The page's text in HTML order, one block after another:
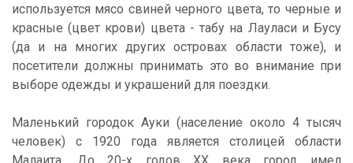
используется мясо свиней черного цвета, то черные и
красные (цвет крови) цвета - табу на Лауласи и Бусу
(да и на многих других островах области тоже), и
посетители должны принимать это во внимание при
выборе одежды и украшений для поездки.
Маленький городок Ауки (население около 4 тысяч
человек) с 1920 года является столицей области